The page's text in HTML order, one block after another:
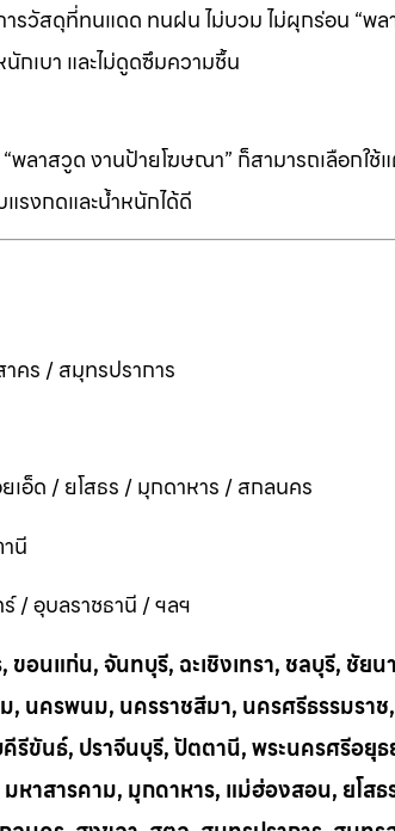
รวัสดุที่ทนแดด ทนฝน ไม่บวม ไม่ผุกร่อน “พ
กเบา และไม่ดูดซึมความชื้น
ลาสวูด งานป้ายโฆษณา” ก็สามารถเลือกใช้
รงกดและน้ำหนักได้ดี
คร / สมุทรปราการ
อ็ด / ยโสธร / มุกดาหาร / สกลนคร
นี
/ อุบลราชธานี / ฯลฯ
อนแก่น, จันทบุรี, ฉะเชิงเทรา, ชลบุรี, ชัยน
, นครพนม, นครราชสีมา, นครศรีธรรมราช,
รีขันธ์, ปราจีนบุรี, ปัตตานี, พระนครศรีอยุธ
าสารคาม, มุกดาหาร, แม่ฮ่องสอน, ยโสธ